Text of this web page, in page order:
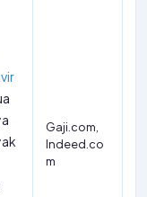
Gaji.com,
Indeed.co
m